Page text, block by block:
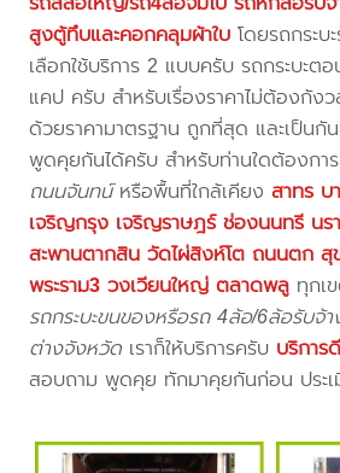
สูงตู้ทึบและคอกคลุมผ้าใบ โดยรถกระบ
เลือกใช้บริการ 2 แบบครับ รถกระบะต
แคป ครับ สำหรับเรื่องราคาไม่ต้องกังว
ด้วยราคามาตรฐาน ถูกที่สุด และเป็นกั
พูดคุยกันได้ครับ สำหรับท่านใดต้องการ
ถนนจันทน์หรือพื้นที่ใกล้เคียงสาทร บ
เจริญกรุง เจริญราษฎร์ ช่องนนทรี นร
สะพานตากสิน วัดไผ่สิงห์โต ถนนตก
พระราม3 วงเวียนใหญ่ ตลาดพลู ทุกเ
รถกระบะขนของหรือรถ 4ล้อ/6ล้อรับจ้
ต่างจังหวัด เราก็ให้บริการครับ บริการ
สอบถาม พูดคุย ทักมาคุยกันก่อน ประเ